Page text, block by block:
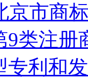
京市商
9类注册
专利和